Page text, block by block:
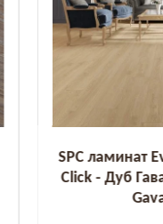
SPC ламинат
Click - Дуб